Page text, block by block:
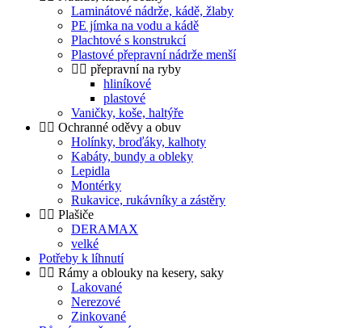
Laminátové nádrže, kádě, žlaby
PE jímka na vodu a kádě
Plachtové s konstrukcí
Plastové přepravní nádrže menší
přepravní na ryby
hliníkové
plastové
Vaničky, koše, haltýře
Ochranné oděvy a obuv
Holínky, broďáky, kalhoty
Kabáty, bundy a obleky
Lepidla
Montérky
Rukavice, rukávníky a zástěry
Plašiče
DERAMAX
velké
Potřeby k líhnutí
Rámy a oblouky na kesery, saky
Lakované
Nerezové
Zinkované